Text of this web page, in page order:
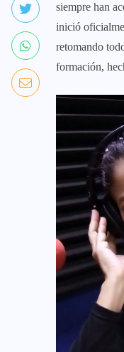
siempre han
inició
retomando
formación,